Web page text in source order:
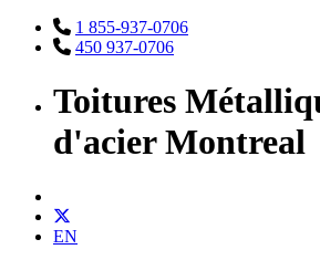
1 855-937-0706
450 937-0706
Toitures
d'acier Montreal
EN